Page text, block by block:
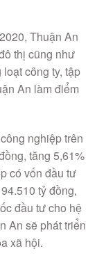
Thuận An
thị cũng như
công ty, tập
An làm điểm
nghiệp trên
tăng 5,61%
có vốn đầu tư
tỷ đồng,
đầu tư cho hệ
An sẽ phát triển
xã hội.